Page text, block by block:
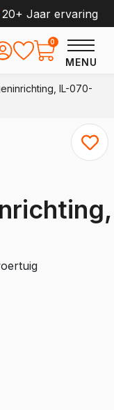
20+ Jaar ervaring
MENU
0
IL-070-